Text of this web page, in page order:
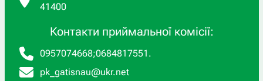
41400
Контакти приймальної комісії:
0957074668;0684817551 .
pk_gatisnau@ukr.net